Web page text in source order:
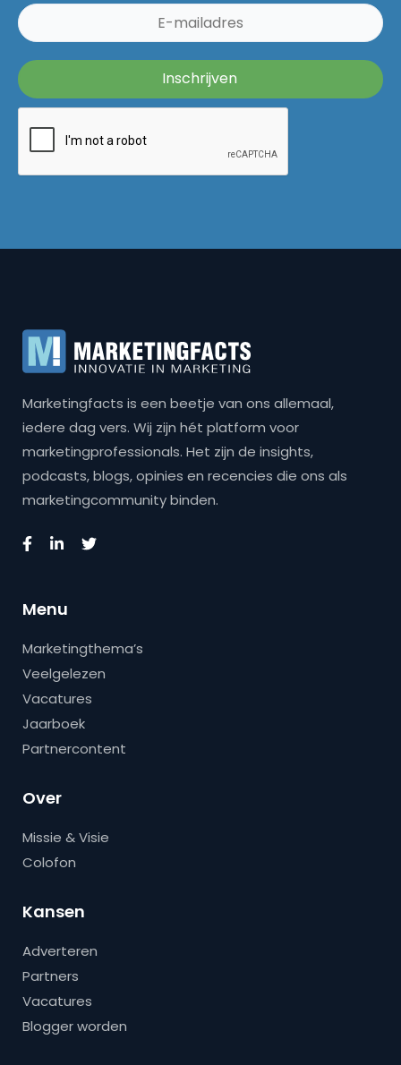
Marketingfacts is een beetje van ons allemaal,
iedere dag vers. Wij zijn hét platform voor
marketingprofessionals. Het zijn de insights,
podcasts, blogs, opinies en recencies die ons als
marketingcommunity binden.
Menu
Marketingthema’s
Veelgelezen
Vacatures
Jaarboek
Partnercontent
Over
Missie & Visie
Colofon
Kansen
Adverteren
Partners
Vacatures
Blogger worden